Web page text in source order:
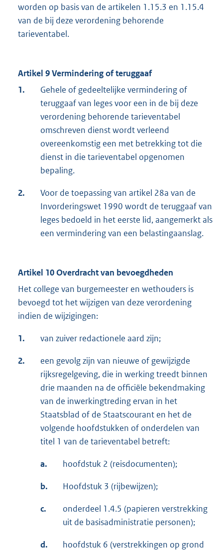
worden op basis van de artikelen 1.15.3 en 1.15.4
van de bij deze verordening behorende
tarieventabel.
Artikel 9 Vermindering of teruggaaf
1.
Gehele of gedeeltelijke vermindering of
teruggaaf van leges voor een in de bij deze
verordening behorende tarieventabel
omschreven dienst wordt verleend
overeenkomstig een met betrekking tot die
dienst in die tarieventabel opgenomen
bepaling.
2.
Voor de toepassing van artikel 28a van de
Invorderingswet 1990 wordt de teruggaaf van
leges bedoeld in het eerste lid, aangemerkt als
een vermindering van een belastingaanslag.
Artikel 10 Overdracht van bevoegdheden
Het college van burgemeester en wethouders is
bevoegd tot het wijzigen van deze verordening
indien de wijzigingen:
1. van zuiver redactionele aard zijn;
2.
een gevolg zijn van nieuwe of gewijzigde
rijksregelgeving, die in werking treedt binnen
drie maanden na de officiële bekendmaking
van de inwerkingtreding ervan in het
Staatsblad of de Staatscourant en het de
volgende hoofdstukken of onderdelen van
titel 1 van de tarieventabel betreft:
a. hoofdstuk 2 (reisdocumenten);
b. Hoofdstuk 3 (rijbewijzen);
c.
onderdeel 1.4.5 (papieren verstrekking
uit de basisadministratie personen);
d.
hoofdstuk 6 (verstrekkingen op grond